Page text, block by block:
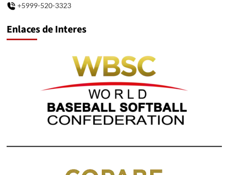
+5999-520-3323
Enlaces de Interes